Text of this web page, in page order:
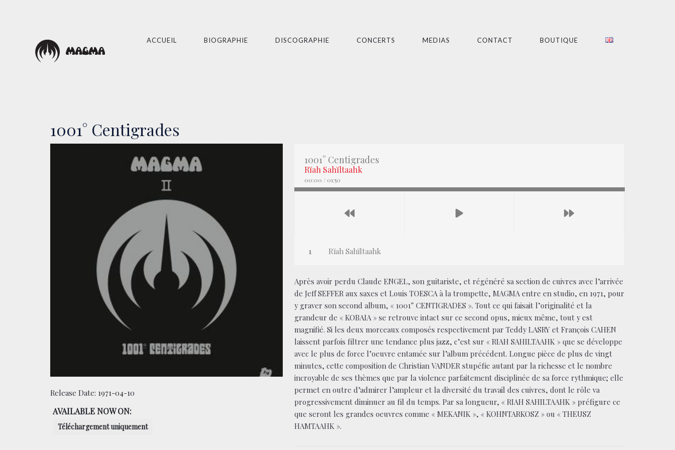
ACCUEIL BIOGRAPHIE DISCOGRAPHIE CONCERTS MEDIAS CONTACT BOUTIQUE
1001° Centigrades
Release Date: 1971-04-10
AVAILABLE NOW ON:
Téléchargement uniquement
Rïah Sahïltaahk
1001° Centigrades
Rïah Sahïltaahk
00:00 / 01:50
Après avoir perdu Claude ENGEL, son guitariste, et régénéré sa section de cuivres avec l’arrivée
de Jeff SEFFER aux saxes et Louis TOESCA à la trompette, MAGMA entre en studio, en 1971, pour
y graver son second album, « 1001° CENTIGRADES ». Tout ce qui faisait l’originalité et la
grandeur de « KOBAIA » se retrouve intact sur ce second opus, mieux même, tout y est
magnifié. Si les deux morceaux composés respectivement par Teddy LASRY et François CAHEN
laissent parfois filtrer une tendance plus jazz, c’est sur « RIAH SAHILTAAHK » que se développe
avec le plus de force l’oeuvre entamée sur l’album précédent. Longue pièce de plus de vingt
minutes, cette composition de Christian VANDER stupéfie autant par la richesse et le nombre
incroyable de ses thèmes que par la violence parfaitement disciplinée de sa force rythmique; elle
permet en outre d’admirer l’ampleur et la diversité du travail des cuivres, dont le rôle va
progressivement diminuer au fil du temps. Par sa longueur, « RIAH SAHILTAAHK » préfigure ce
que seront les grandes oeuvres comme « MEKANIK », « KOHNTARKOSZ » ou « THEUSZ
HAMTAAHK ».